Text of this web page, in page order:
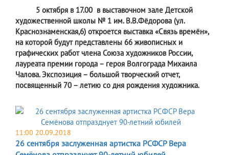
5 октября в 17.00 в выставочном зале Детской
художественной школы № 1 им. В.В.Фёдорова (ул.
Краснознаменская,6) откроется выставка «Связь времён»,
на которой будут представлены 66 живописных и
графических работ члена Союза художников России,
лауреата премии города – героя Волгограда Михаила
Чалова. Экспозиция – большой творческий отчет,
посвященный 70 – летию со дня рождения художника.
11:00 20.09.2018
26 сентября заслуженная артистка РСФСР Вера